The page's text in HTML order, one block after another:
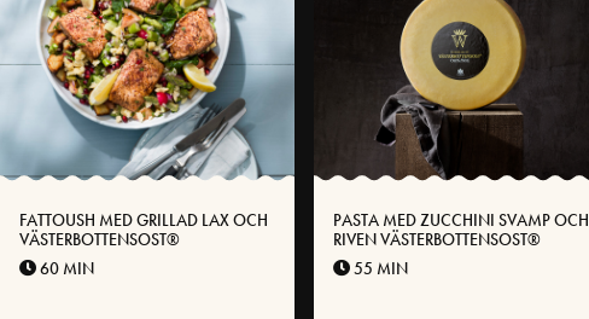
FATTOUSH MED GRILLAD LAX OCH
VÄSTERBOTTENSOST®
60 MIN
PASTA MED ZUCCHINI SVAMP OCH
RIVEN VÄSTERBOTTENSOST®
55 MIN